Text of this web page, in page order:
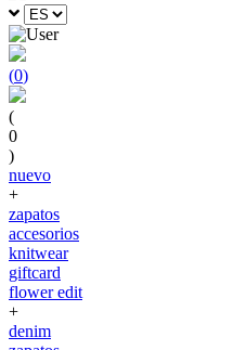
(0)
(
0
)
nuevo
+
zapatos
accesorios
knitwear
giftcard
flower edit
+
denim